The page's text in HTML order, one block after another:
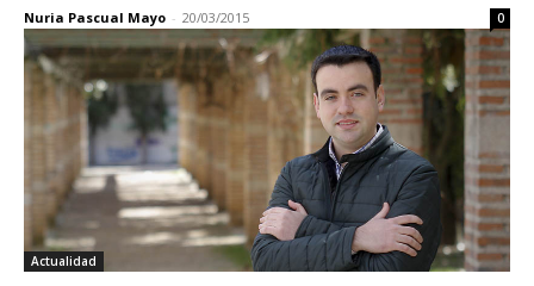
Nuria Pascual Mayo - 20/03/2015 0
Actualidad